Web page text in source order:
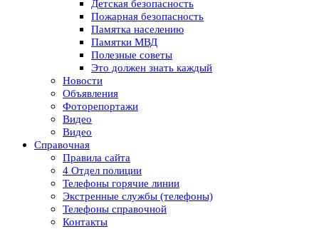
Детская безопасность
Пожарная безопасность
Памятка населению
Памятки МВД
Полезные советы
Это должен знать каждый
Новости
Объявления
Фоторепортажи
Видео
Видео
Справочная
Правила сайта
4 Отдел полиции
Телефоны горячие линии
Экстренные службы (телефоны)
Телефоны справочной
Контакты